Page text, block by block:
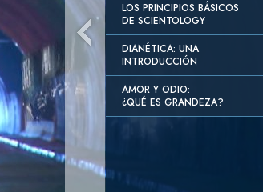
LOS PRINCIPIOS BÁSICOS
DE SCIENTOLOGY
DIANÉTICA: UNA
INTRODUCCIÓN
AMOR Y ODIO:
¿QUÉ ES GRANDEZA?